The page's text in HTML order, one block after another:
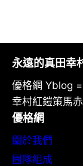
永遠的真田幸
優格網 Yblog
幸村紅鎧策馬
優格網
關於我們
團隊組成